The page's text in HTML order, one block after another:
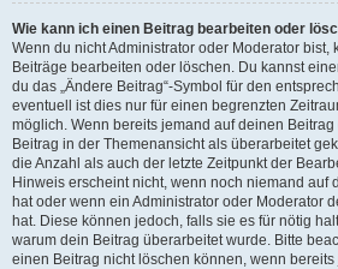
Wie kann ich einen Beitrag bearbeiten oder
Wenn du nicht Administrator oder Moderator bist,
Beiträge bearbeiten oder löschen. Du kannst
du das „Ändere Beitrag“-Symbol für den
eventuell ist dies nur für einen begrenzten
möglich. Wenn bereits jemand auf deinen
Beitrag in der Themenansicht als überarbeitet
die Anzahl als auch der letzte Zeitpunkt der
Hinweis erscheint nicht, wenn noch niemand auf
hat oder wenn ein Administrator oder Moderator
hat. Diese können jedoch, falls sie es für nötig
warum dein Beitrag überarbeitet wurde. Bitte
einen Beitrag nicht löschen können, wenn